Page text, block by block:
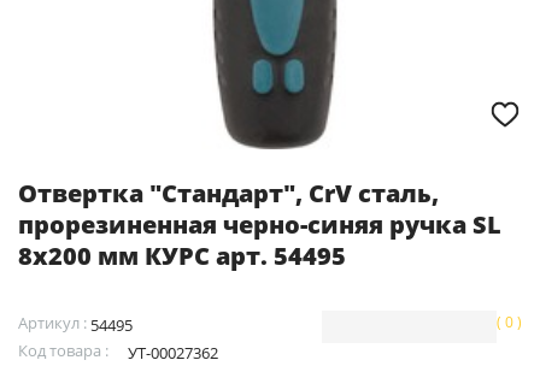
Отвертка "Стандарт", CrV сталь,
прорезиненная черно-синяя ручка SL
8х200 мм КУРС арт. 54495
Артикул : 54495
Код товара :
УТ-00027362
( 0 )